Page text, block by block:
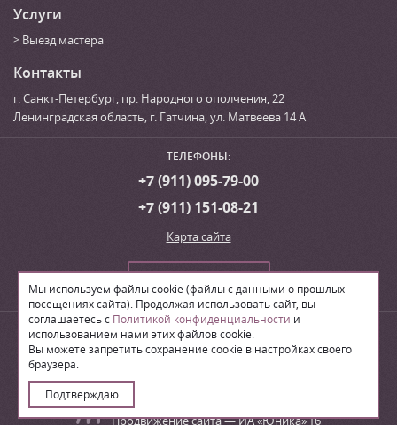
Мы используем файлы cookie (файлы с данными о прошлых
посещениях сайта). Продолжая использовать сайт, вы
соглашаетесь с Политикой конфиденциальности и
использованием нами этих файлов cookie.
Вы можете запретить сохранение cookie в настройках своего
браузера.
Подтверждаю
Услуги
Выезд мастера
Контакты
г. Санкт-Петербург, пр. Народного ополчения, 22
Ленинградская область, г. Гатчина,ул. Матвеева 14 А
ТЕЛЕФОНЫ:
+7 (911) 095-79-00
+7 (911) 151-08-21
Карта сайта
Сделать заказ
© 2026 Производственная компания «ЛВН»
Создание сайта – ИА «Юника»’16
Продвижение сайта— ИА «Юника»’16